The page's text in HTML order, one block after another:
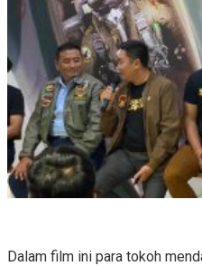
Dalam film ini para tokoh